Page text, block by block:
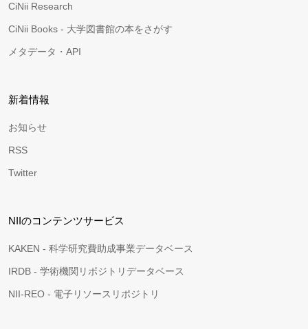
CiNii Research
CiNii Books - 大学図書館の本をさがす
メタデータ・API
新着情報
お知らせ
RSS
Twitter
NIIのコンテンツサービス
KAKEN - 科学研究費助成事業データベース
IRDB - 学術機関リポジトリデータベース
NII-REO - 電子リソースリポジトリ